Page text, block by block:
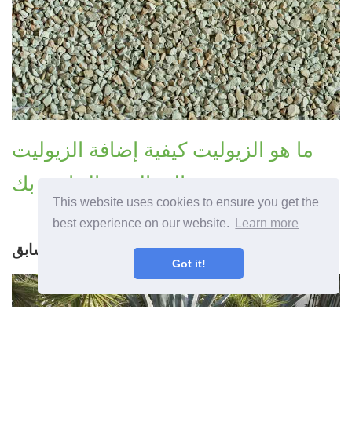
This website uses cookies to ensure you get the
best experience on our website.
Learn more
Got it!
ما هو الزيوليت كيفية إضافة الزيوليت
إلى التربة الخاصة بك
المقال السابق